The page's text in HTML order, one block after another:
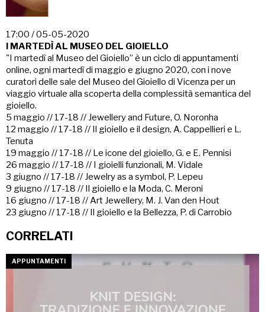
17:00 / 05-05-2020
I MARTEDÌ AL MUSEO DEL GIOIELLO
"I martedì al Museo del Gioiello” è un ciclo di appuntamenti
online, ogni martedì di maggio e giugno 2020, con i nove
curatori delle sale del Museo del Gioiello di Vicenza per un
viaggio virtuale alla scoperta della complessità semantica del
gioiello.
5 maggio // 17-18 // Jewellery and Future, O. Noronha
12 maggio // 17-18 // Il gioiello e il design, A. Cappellieri e L.
Tenuta
19 maggio // 17-18 // Le icone del gioiello, G. e E. Pennisi
26 maggio // 17-18 // I gioielli funzionali, M. Vidale
3 giugno // 17-18 // Jewelry as a symbol, P. Lepeu
9 giugno // 17-18 // Il gioiello e la Moda, C. Meroni
16 giugno // 17-18 // Art Jewellery, M. J. Van den Hout
23 giugno // 17-18 // Il gioiello e la Bellezza, P. di Carrobio
CORRELATI
APPUNTAMENTI